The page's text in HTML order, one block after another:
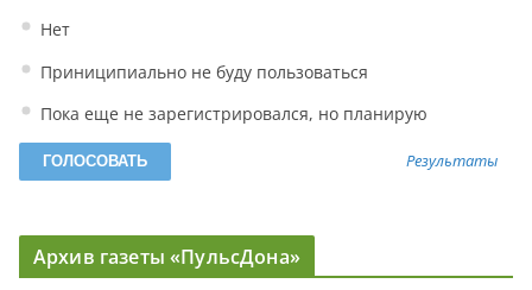
Нет
Приниципиально не буду пользоваться
Пока еще не зарегистрировался, но планирую
Результаты
Архив газеты «ПульсДона»